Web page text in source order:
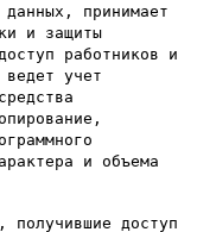
данных, принимает
и защиты
работников и
учет
и объема
доступ